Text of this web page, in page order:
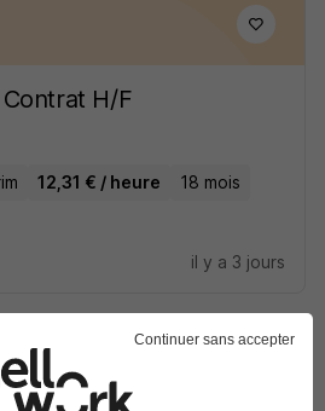
H/F
12,31 € / heure 18 mois
il y a 3 jours
Continuer sans accepter